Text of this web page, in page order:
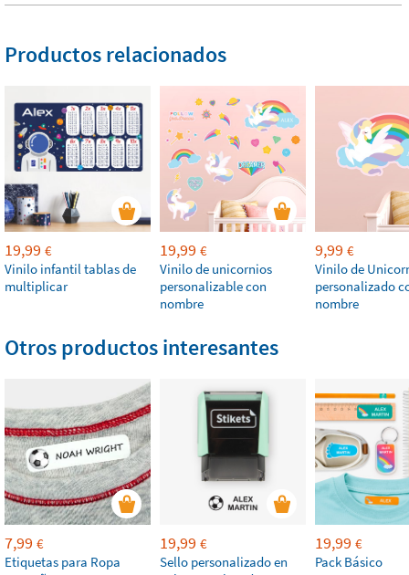
Productos relacionados
19,99 €
Vinilo infantil tablas de
multiplicar
19,99 €
Vinilo de unicornios
personalizable con
nombre
9,99 €
Vinilo de
personalizado
nombre
Otros productos interesantes
7,99 €
Etiquetas para Ropa
19,99 €
Sello personalizado en
19,99 €
Pack Básico